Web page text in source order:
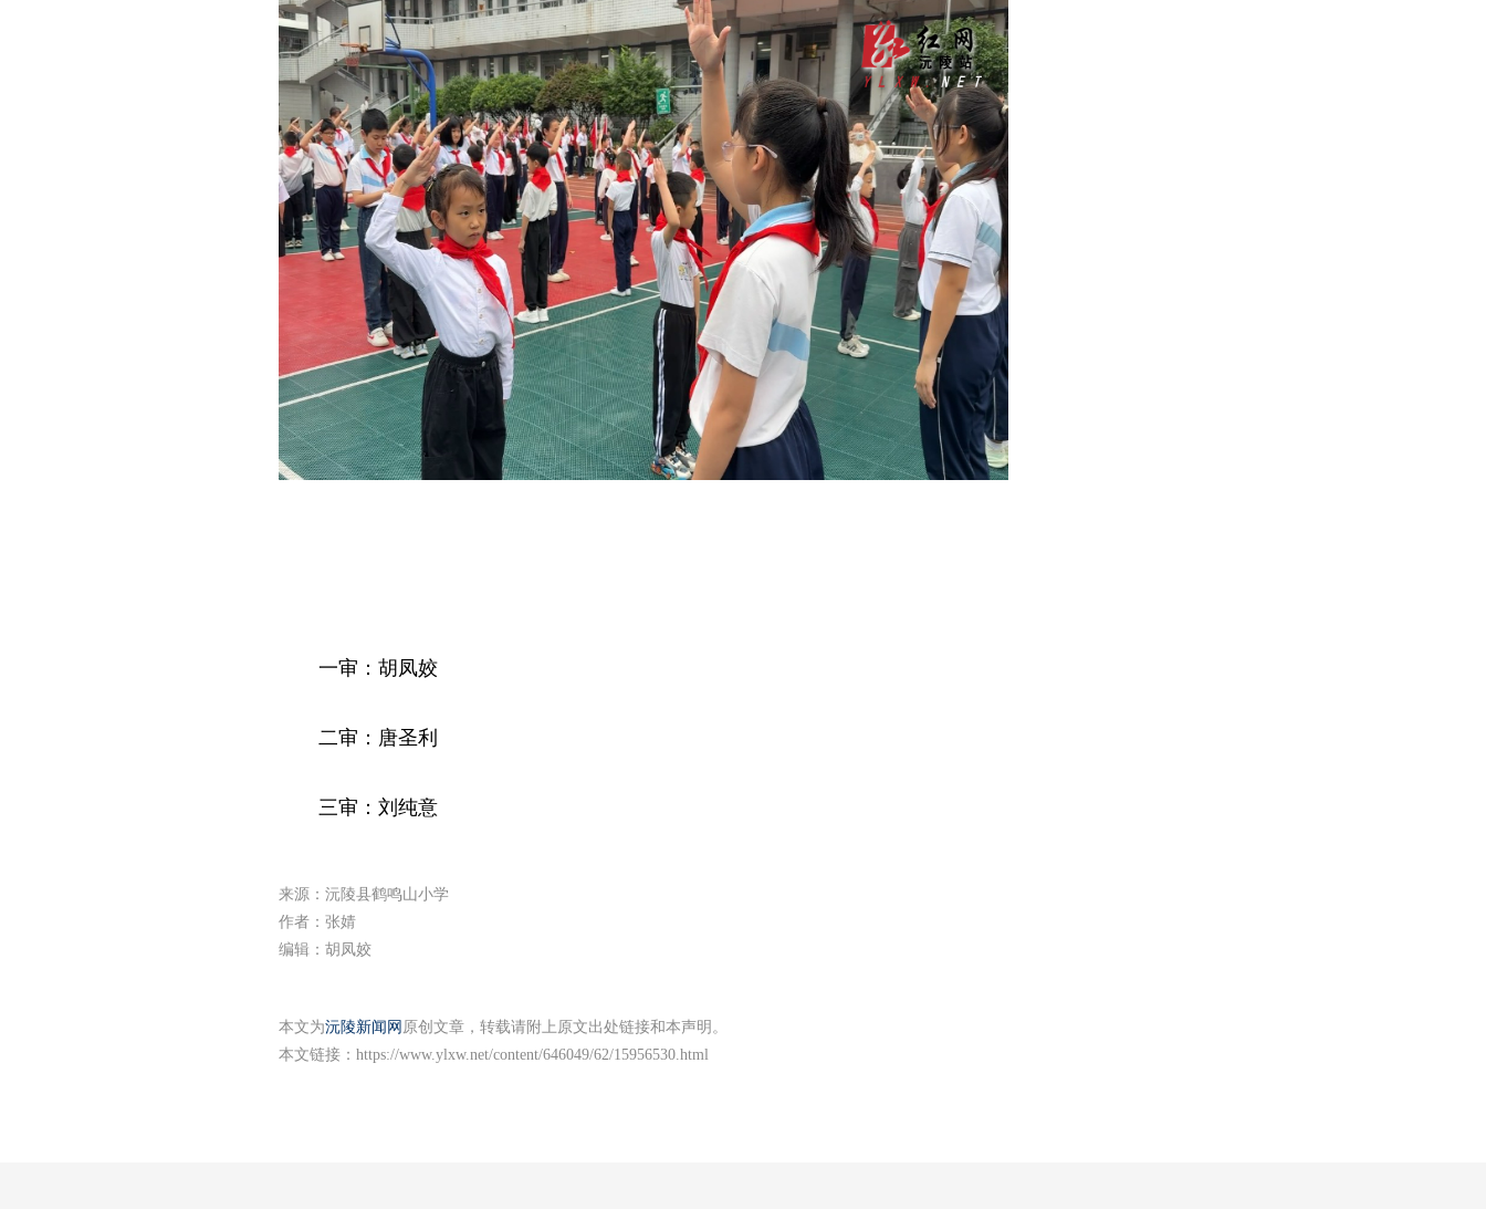
一审：胡凤姣
二审：唐圣利
三审：刘纯意
来源：沅陵县鹤鸣山小学
作者：张婧
编辑：胡凤姣
本文为沅陵新闻网 原创文章，转载请附上原文出处链接和本声明。
本文链接： https://www.ylxw.net/content/646049/62/15956530.html